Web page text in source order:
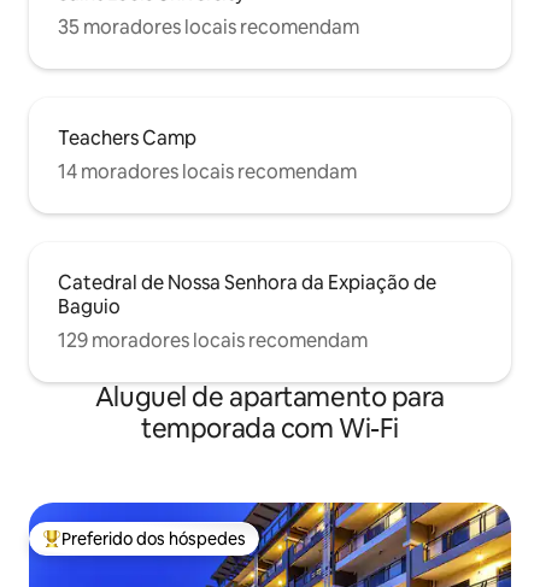
35 moradores locais recomendam
Teachers Camp
14 moradores locais recomendam
Catedral de Nossa Senhora da Expiação de
Baguio
129 moradores locais recomendam
Aluguel de apartamento para
temporada com Wi-Fi
Entre os melhores preferidos dos hóspedes
Preferido dos hóspedes